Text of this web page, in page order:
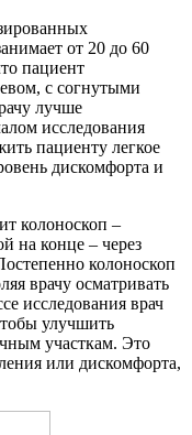
от 20 до 60
пациент
с согнутыми
лучше
исследования
пациенту легкое
дискомфорта и
колоноскоп –
на конце – через
колоноскоп
врачу осматривать
исследования врач
улучшить
участкам. Это
или дискомфорта,